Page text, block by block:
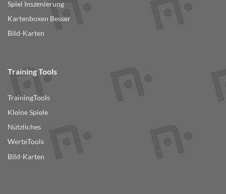
Spiel Inszenierung
Kartenboxen Besser
Bild-Karten
Training Tools
TrainingTools
Kleine Spiele
Nützliches
WerteTools
Bild-Karten